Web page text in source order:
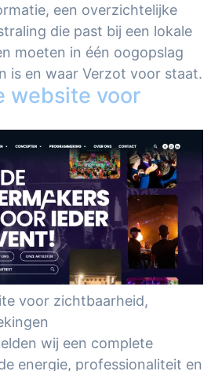
een overzichtelijke
die past bij een lokale
moeten in één oogopslag
is en waar Verzot voor staat.
website voor
voor zichtbaarheid,
wij een complete
energie, professionaliteit en